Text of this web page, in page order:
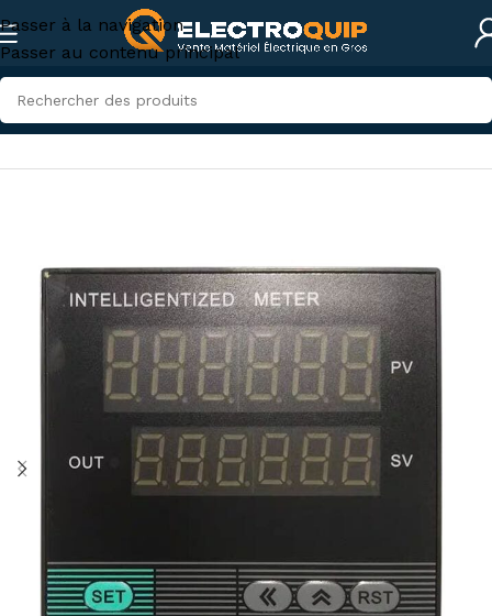
Passer à la navigation
Passer au contenu principal
Accueil/Électronique industrielle